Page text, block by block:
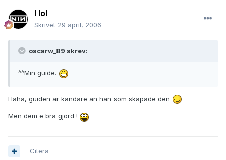
I lol
Skrivet 29 april, 2006
oscarw_89 skrev:
^^Min guide.
Haha, guiden är kändare än han som skapade den
Men dem e bra gjord !
Citera